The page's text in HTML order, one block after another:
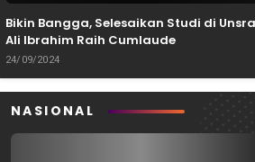
Bikin Bangga, Selesaikan Studi di
Ali Ibrahim Raih Cumlaude
24/09/2024
NASIONAL